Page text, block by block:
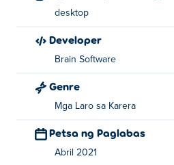
desktop
Developer
Brain Software
Genre
Mga Laro sa Karera
Petsa ng Paglabas
Abril 2021